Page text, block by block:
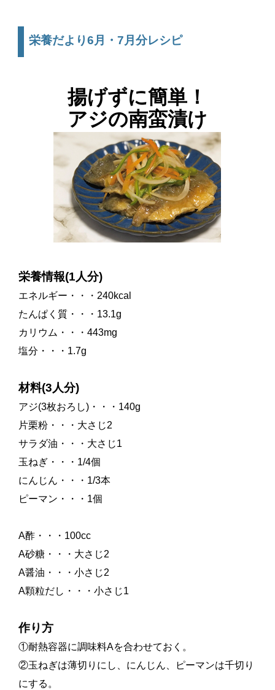
栄養だより6月・7月分レシピ
揚げずに簡単！
アジの南蛮漬け
栄養情報(1人分)
エネルギー・・・240kcal
たんぱく質・・・13.1g
カリウム・・・443mg
塩分・・・1.7g
材料(3人分)
アジ(3枚おろし)・・・140g
片栗粉・・・大さじ2
サラダ油・・・大さじ1
玉ねぎ・・・1/4個
にんじん・・・1/3本
ピーマン・・・1個
A酢・・・100cc
A砂糖・・・大さじ2
A醤油・・・小さじ2
A顆粒だし・・・小さじ1
作り方
①耐熱容器に調味料Aを合わせておく。
②玉ねぎは薄切りにし、にんじん、ピーマンは千切り
にする。